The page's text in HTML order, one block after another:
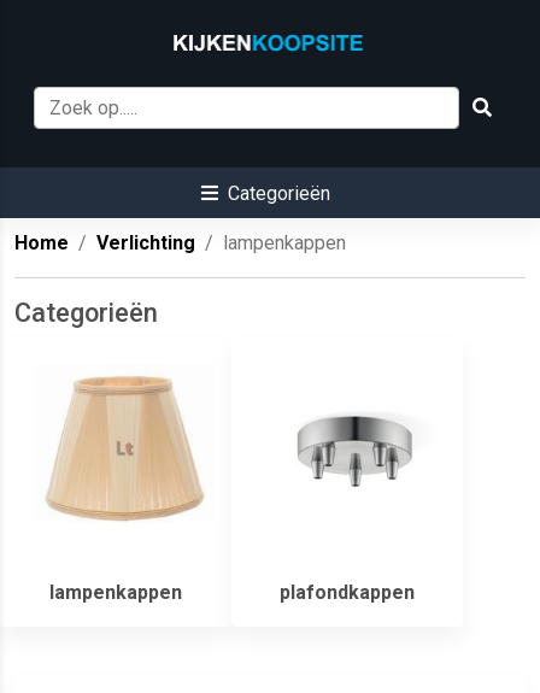
Categorieën
Home Verlichting lampenkappen
Categorieën
lampenkappen plafondkappen